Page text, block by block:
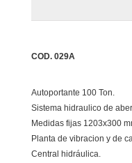
COD. 029A
Autoportante 100 Ton.
Sistema hidraulico de
Medidas fijas 1203x300
Planta de vibracion y de
Central hidráulica.